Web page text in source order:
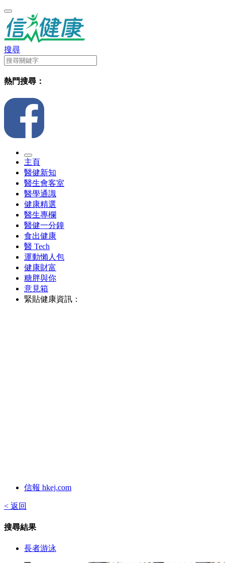
搜尋
熱門搜尋：
主頁
醫健新知
醫生會客室
醫學通識
健康精選
醫生專欄
醫健一分鐘
食出健康
醫 Tech
運動懶人包
健康財富
糖胖與你
意見箱
緊貼健康資訊：
信報 hkej.com
< 返回
搜尋結果
長者游泳